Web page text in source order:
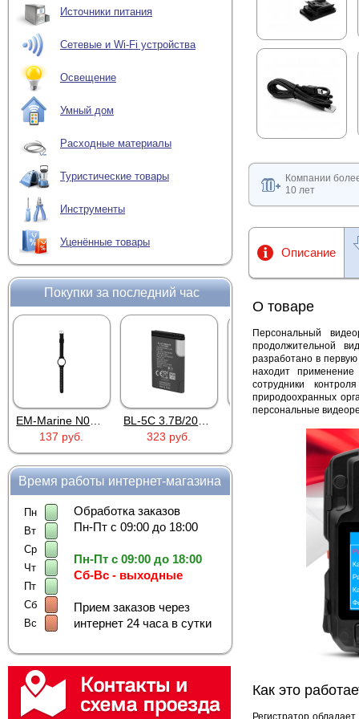
Источники питания
Сетевые и Wi-Fi устройства
Освещение
Умный дом
Расходные материалы
Туристические товары
Инструменты
Уценённые товары
Покупки за последний час
323 руб.
6 137 руб.
Время работы интернет-магазина
Пн
Вт
Ср
Чт
Пт
Сб
Вс
Обработка заказов
Пн-Пт с 09:00 до 18:00
Пн-Пт с 09:00 до 18:00
Сб-Вс - выходные
Прием заказов через
интернет 24 часа в сутки
Компании
10 лет
Описание
О товаре
Персональный
продолжительной
разработано в
находит
сотрудники
природоохранных
персональные
Как это
Регистратор